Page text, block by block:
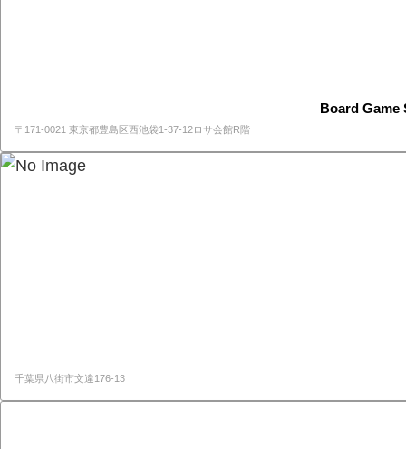
Board Game
〒171-0021 東京都豊島区西池袋1-37-12ロサ会館R階
千葉県八街市文違176-13